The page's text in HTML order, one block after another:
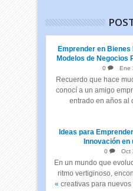
Emprender en Bienes
Modelos de Negocios
Ene
0
Recuerdo que hace
conocí a un amigo
entrado en años al
Ideas para
Innovación en
Oct
0
En un mundo que
ritmo vertiginoso,
creativas para nuevos